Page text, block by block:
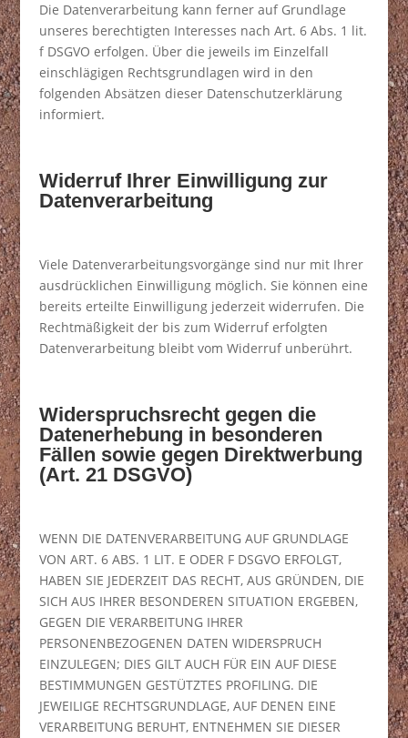
Die Datenverarbeitung kann ferner auf Grundlage
unseres berechtigten Interesses nach Art. 6 Abs. 1 lit.
f DSGVO erfolgen. Über die jeweils im Einzelfall
einschlägigen Rechtsgrundlagen wird in den
folgenden Absätzen dieser Datenschutzerklärung
informiert.
Widerruf Ihrer Einwilligung zur
Datenverarbeitung
Viele Datenverarbeitungsvorgänge sind nur mit Ihrer
ausdrücklichen Einwilligung möglich. Sie können eine
bereits erteilte Einwilligung jederzeit widerrufen. Die
Rechtmäßigkeit der bis zum Widerruf erfolgten
Datenverarbeitung bleibt vom Widerruf unberührt.
Widerspruchsrecht gegen die
Datenerhebung in besonderen
Fällen sowie gegen Direktwerbung
(Art. 21 DSGVO)
WENN DIE DATENVERARBEITUNG AUF GRUNDLAGE
VON ART. 6 ABS. 1 LIT. E ODER F DSGVO ERFOLGT,
HABEN SIE JEDERZEIT DAS RECHT, AUS GRÜNDEN, DIE
SICH AUS IHRER BESONDEREN SITUATION ERGEBEN,
GEGEN DIE VERARBEITUNG IHRER
PERSONENBEZOGENEN DATEN WIDERSPRUCH
EINZULEGEN; DIES GILT AUCH FÜR EIN AUF DIESE
BESTIMMUNGEN GESTÜTZTES PROFILING. DIE
JEWEILIGE RECHTSGRUNDLAGE, AUF DENEN EINE
VERARBEITUNG BERUHT, ENTNEHMEN SIE DIESER